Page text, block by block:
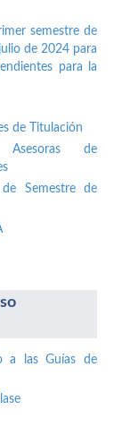
semestre de
de 2024 para
para la
de Titulación
Asesoras de
de Semestre de
a las Guías de